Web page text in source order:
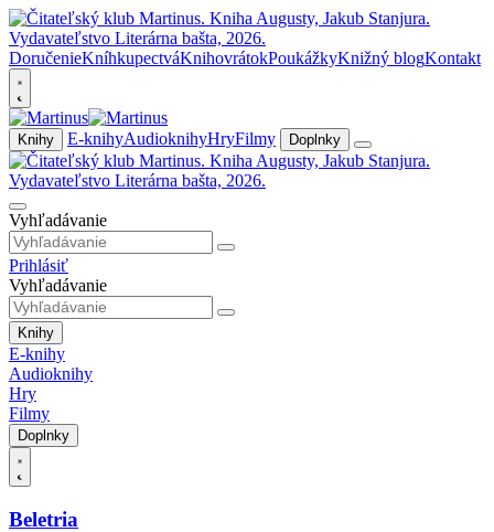
DoručenieKníhkupectváKnihovrátokPoukážkyKnižný blogKontakt
Knihy E-knihyAudioknihyHryFilmy Doplnky
Vyhľadávanie
Prihlásiť
Vyhľadávanie
Knihy
E-knihy
Audioknihy
Hry
Filmy
Doplnky
Beletria